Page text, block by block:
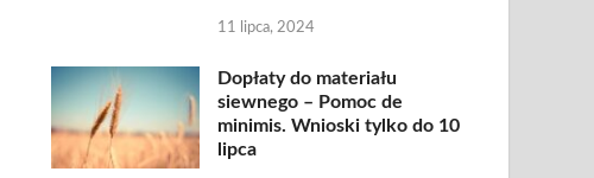
11 lipca, 2024
Dopłaty do materiału
siewnego – Pomoc de
minimis. Wnioski tylko do 10
lipca